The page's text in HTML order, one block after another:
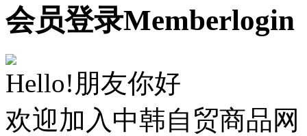
会员登录Memberlogin
Hello!朋友你好
欢迎加入中韩自贸商品网